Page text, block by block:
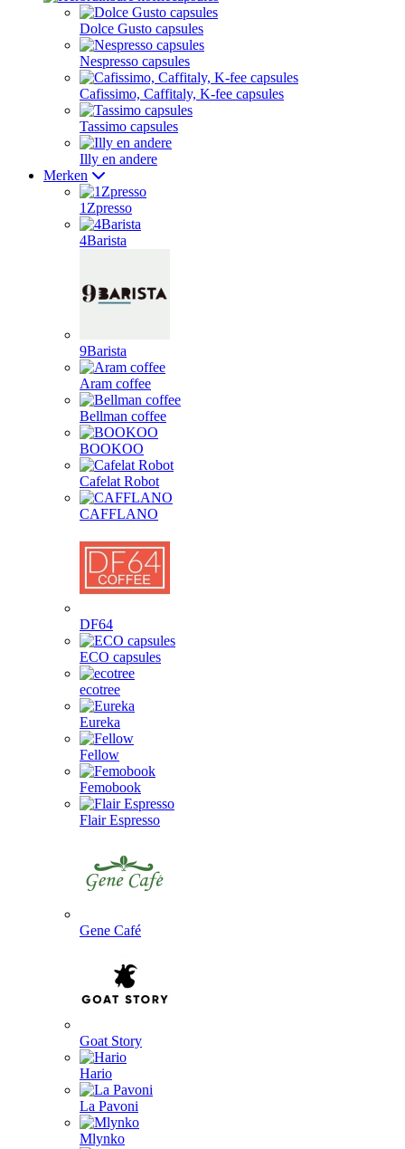
Dolce Gusto capsules
Nespresso capsules
Cafissimo, Caffitaly, K-fee capsules
Tassimo capsules
Illy en andere
Merken
1Zpresso
4Barista
9Barista
Aram coffee
Bellman coffee
BOOKOO
Cafelat Robot
CAFFLANO
DF64
ECO capsules
ecotree
Eureka
Fellow
Femobook
Flair Espresso
Gene Café
Goat Story
Hario
La Pavoni
Mlynko